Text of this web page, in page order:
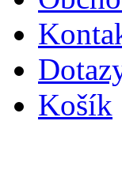
Košík